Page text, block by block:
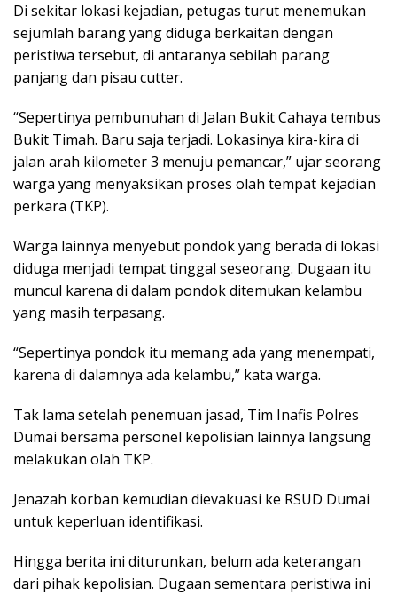
Di sekitar lokasi kejadian, petugas turut menemukan
sejumlah barang yang diduga berkaitan dengan
peristiwa tersebut, di antaranya sebilah parang
panjang dan pisau cutter.
“Sepertinya pembunuhan di Jalan Bukit Cahaya tembus
Bukit Timah. Baru saja terjadi. Lokasinya kira-kira di
jalan arah kilometer 3 menuju pemancar,” ujar seorang
warga yang menyaksikan proses olah tempat kejadian
perkara (TKP).
Warga lainnya menyebut pondok yang berada di lokasi
diduga menjadi tempat tinggal seseorang. Dugaan itu
muncul karena di dalam pondok ditemukan kelambu
yang masih terpasang.
“Sepertinya pondok itu memang ada yang menempati,
karena di dalamnya ada kelambu,” kata warga.
Tak lama setelah penemuan jasad, Tim Inafis Polres
Dumai bersama personel kepolisian lainnya langsung
melakukan olah TKP.
Jenazah korban kemudian dievakuasi ke RSUD Dumai
untuk keperluan identifikasi.
Hingga berita ini diturunkan, belum ada keterangan
dari pihak kepolisian. Dugaan sementara peristiwa ini